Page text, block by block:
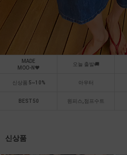
MADE
MOO-N🖤
오늘 출발🚚
신상품 5~10% 아우터
BEST 50 원피스,점프수트
신상품